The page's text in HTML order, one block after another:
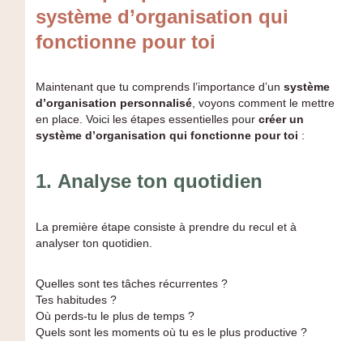
système d’organisation qui
fonctionne pour toi
Maintenant que tu comprends l’importance d’un système
d’organisation personnalisé, voyons comment le mettre
en place. Voici les étapes essentielles pour créer un
système d’organisation qui fonctionne pour toi :
1. Analyse ton quotidien
La première étape consiste à prendre du recul et à
analyser ton quotidien.
Quelles sont tes tâches récurrentes ?
Tes habitudes ?
Où perds-tu le plus de temps ?
Quels sont les moments où tu es le plus productive ?